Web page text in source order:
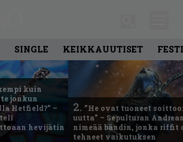
SINGLE KEIKKAUUTISET
kuin
jonkun
Hetfield?” –
hevijätin
2. ”He ovat tuoneet
uutta” – Sepulturan
nimeää bändin, jonka riffit
tehneet vaikutuksen